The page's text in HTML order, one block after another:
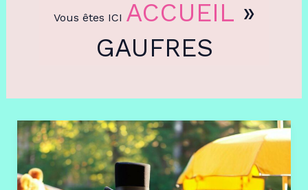
Vous êtes ICI ACCUEIL»
GAUFRES